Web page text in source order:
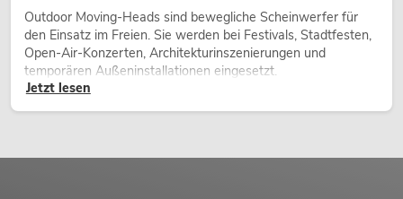
Outdoor Moving-Heads sind bewegliche Scheinwerfer für
den Einsatz im Freien. Sie werden bei Festivals, Stadtfesten,
Open-Air-Konzerten, Architekturinszenierungen und
temporären Außeninstallationen eingesetzt.
Jetzt lesen